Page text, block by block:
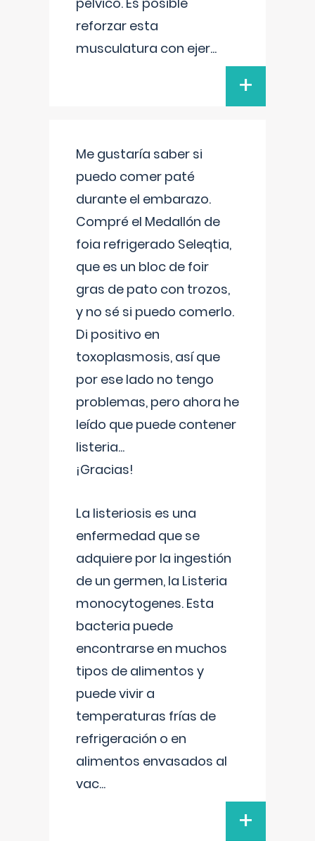
reforzar esta
musculatura con ejer...
+
Me gustaría saber si
puedo comer paté
durante el embarazo.
Compré el Medallón de
foia refrigerado Seleqtia,
que es un bloc de foir
gras de pato con trozos,
y no sé si puedo comerlo.
Di positivo en
toxoplasmosis, así que
por ese lado no tengo
problemas, pero ahora he
leído que puede contener
listeria...
¡Gracias!
La listeriosis es una
enfermedad que se
adquiere por la ingestión
de un germen, la Listeria
monocytogenes. Esta
bacteria puede
encontrarse en muchos
tipos de alimentos y
puede vivir a
temperaturas frías de
refrigeración o en
alimentos envasados al
vac...
+